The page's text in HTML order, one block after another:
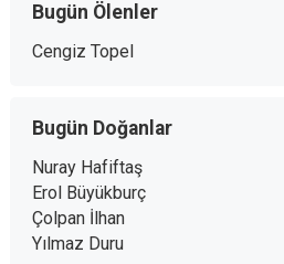
Bugün Ölenler
Cengiz Topel
Bugün Doğanlar
Nuray Hafiftaş
Erol Büyükburç
Çolpan İlhan
Yılmaz Duru